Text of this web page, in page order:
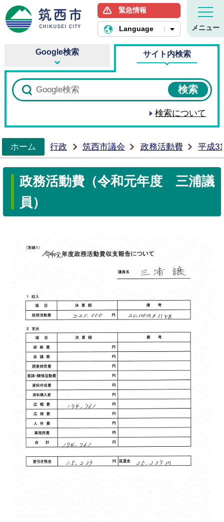
筑西市ホームページ
緊急情報
Language メニュー
Google検索 サイト内検索
検索について
ホーム
行政 筑西市議会 政務活動費 平成
政務活動費（令和元年度 三浦議
員）